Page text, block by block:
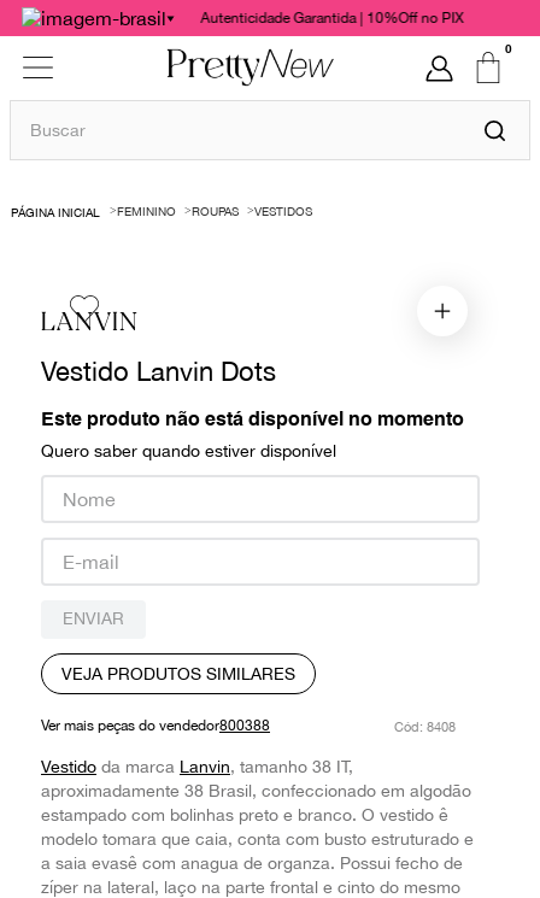
Autenticidade Garantida | 10%Off no PIX
0
Buscar
FEMININO ROUPAS VESTIDOS
LANVIN
Vestido Lanvin Dots
Este produto não está disponível no momento
Quero saber quando estiver disponível
ENVIAR
VEJA PRODUTOS SIMILARES
Ver mais peças do vendedor800388 : 8408
Vestido da marca Lanvin, tamanho 38 IT,
aproximadamente 38 Brasil, confeccionado em algodão
estampado com bolinhas preto e branco. O vestido ê
modelo tomara que caia, conta com busto estruturado e
a saia evasê com anagua de organza. Possui fecho de
zíper na lateral, laço na parte frontal e cinto do mesmo
1º
bolsas
chanel
paula raia
valentino
burberry
prada